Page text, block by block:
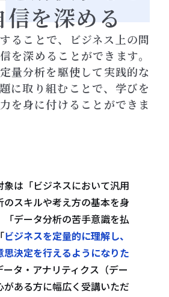
信を深める
ることで、ビジネス上の問
を深めることができます。
量分析を駆使して実践的な
に取り組むことで、学びを
を身に付けることができま
象は「ビジネスにおいて汎用
のスキルや考え方の基本を身
「データ分析の苦手意識を払
ビジネスを定量的に理解し、
思決定を行えるようになりた
ータ・アナリティクス（デー
がある方に幅広く受講いただ